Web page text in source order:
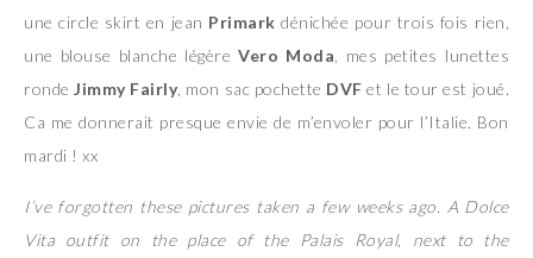
une circle skirt en jean Primark dénichée pour trois fois rien,
une blouse blanche légèreVero Moda , mes petites lunettes
rondeJimmy Fairly, mon sac pochette DVF et le tour est joué.
Ca me donnerait presque envie de m’envoler pour l’Italie. Bon
mardi ! xx
I’ve forgotten these pictures taken a few weeks ago. A Dolce
Vita outfit on the place of the Palais Royal, next to the